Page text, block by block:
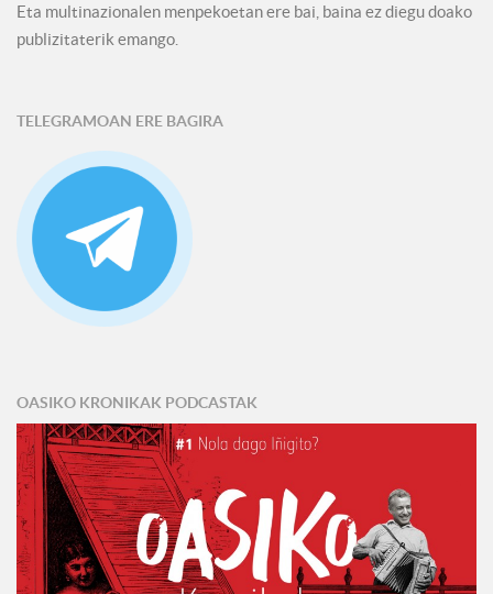
Eta multinazionalen menpekoetan ere bai, baina ez diegu doako
publizitaterik emango.
TELEGRAMOAN ERE BAGIRA
OASIKO KRONIKAK PODCASTAK